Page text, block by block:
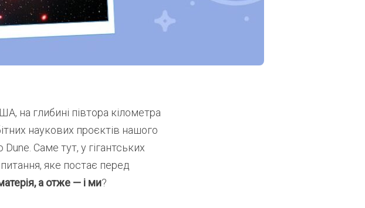
на глибині півтора кілометра
наукових проєктів нашого
Саме тут, у гігантських
яке постає перед
а отже — і ми?